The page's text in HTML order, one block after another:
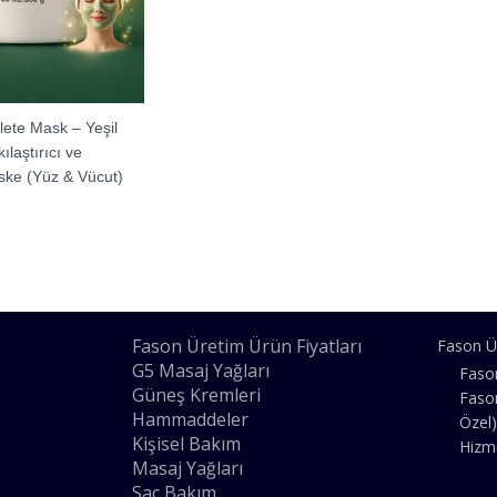
Mask – Yeşil
ve
(Yüz & Vücut)
Fason Üretim Ürün Fiyatları
G5 Masaj Yağları
Güneş Kremleri
Hammaddeler
Kişisel Bakım
Masaj Yağları
Fason